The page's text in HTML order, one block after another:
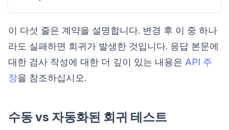
이 다섯 줄은 계약을 설명합니다. 변경 후 이 중 하나
라도 실패하면 회귀가 발생한 것입니다. 응답 본문에
대한 검사 작성에 대한 더 깊이 있는 내용은 API 주
장을 참조하십시오.
수동 vs 자동화된 회귀 테스트